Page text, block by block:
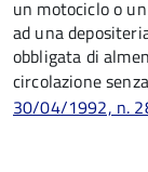
un motociclo o
ad una
obbligata di
circolazione
30/04/1992, n.